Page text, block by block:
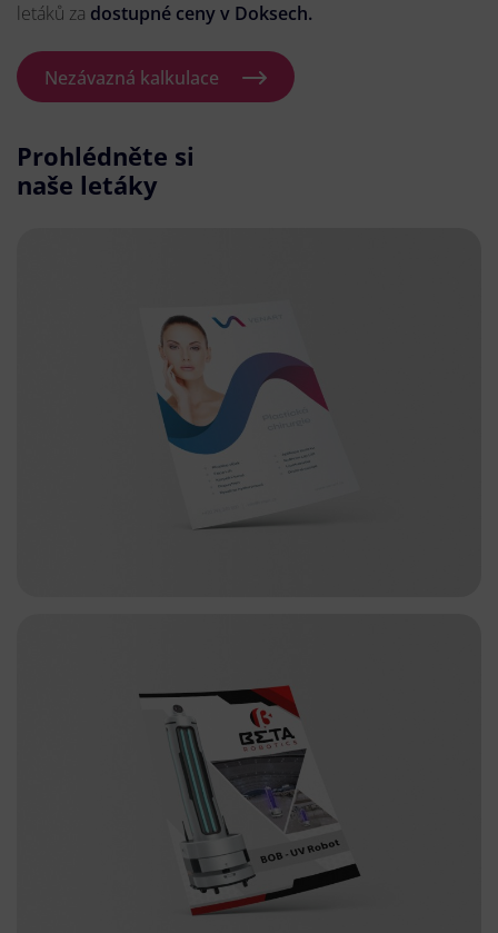
letáků za dostupné ceny v Doksech.
Nezávazná kalkulace
Prohlédněte si
naše letáky